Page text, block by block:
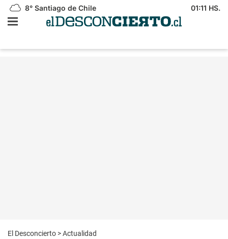
8° Santiago de Chile 01:11 HS.
El Desconcierto >Actualidad